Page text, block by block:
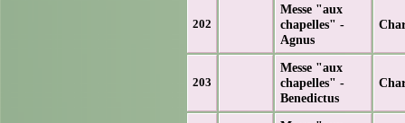
202
Messe "aux
chapelles" -
Agnus
203
Messe "aux
chapelles" -
Benedictus